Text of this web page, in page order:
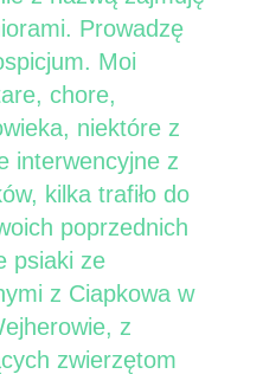
Prowadzę
Moi
chore,
niektóre z
interwencyjne z
kilka trafiło do
poprzednich
psiaki ze
z Ciapkowa w
z
zwierzętom